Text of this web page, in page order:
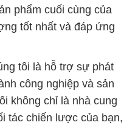
phẩm cuối cùng của
tốt nhất và đáp ứng
tôi là hỗ trợ sự phát
công nghiệp và sản
không chỉ là nhà cung
tác chiến lược của bạn,